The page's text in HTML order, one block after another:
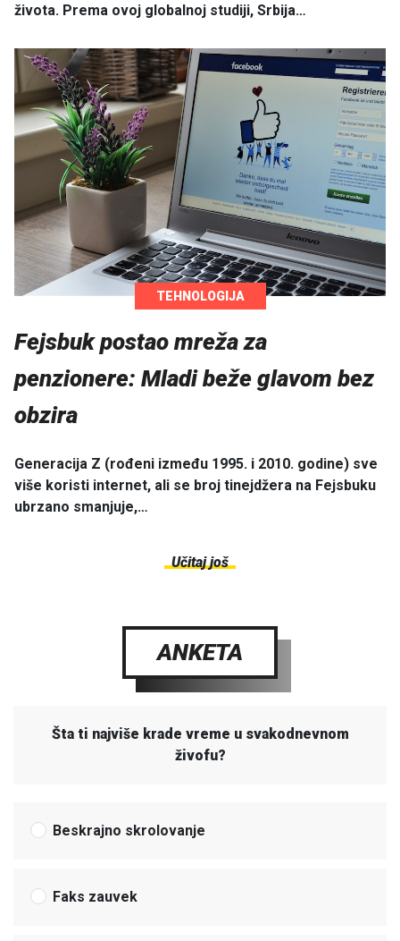
života. Prema ovoj globalnoj studiji, Srbija…
TEHNOLOGIJA
Fejsbuk postao mreža za
penzionere: Mladi beže glavom bez
obzira
Generacija Z (rođeni između 1995. i 2010. godine) sve
više koristi internet, ali se broj tinejdžera na Fejsbuku
ubrzano smanjuje,…
Učitaj još
ANKETA
Šta ti najviše krade vreme u svakodnevnom
živofu?
Beskrajno skrolovanje
Faks zauvek